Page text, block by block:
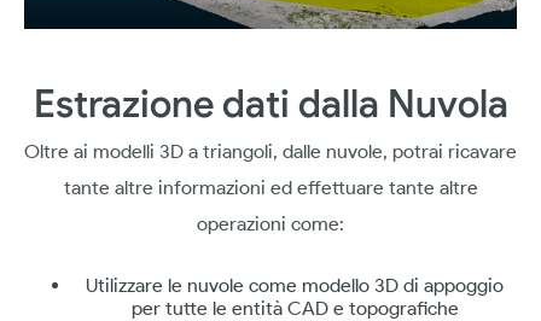
Estrazione dati dalla Nuvola
Oltre ai modelli 3D a triangoli, dalle nuvole, potrai ricavare
tante altre informazioni ed effettuare tante altre
operazioni come:
Utilizzare le nuvole come modello 3D di appoggio
per tutte le entità CAD e topografiche